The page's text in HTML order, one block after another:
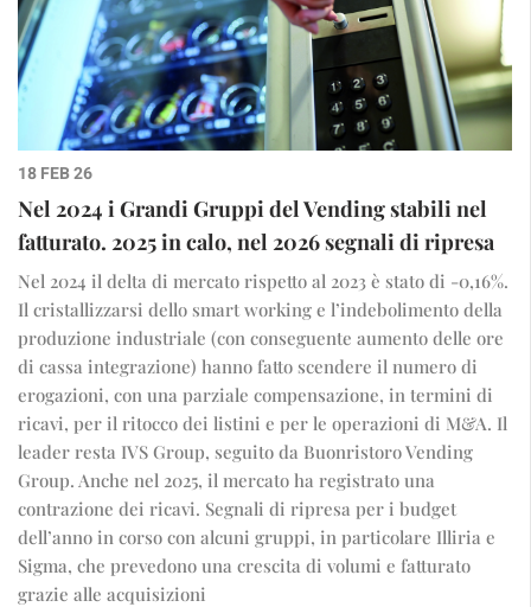
18 FEB 26
Nel 2024 i Grandi Gruppi del Vending stabili nel
fatturato. 2025 in calo, nel 2026 segnali di ripresa
Nel 2024 il delta di mercato rispetto al 2023 è stato di -0,16%.
Il cristallizzarsi dello smart working e l’indebolimento della
produzione industriale (con conseguente aumento delle ore
di cassa integrazione) hanno fatto scendere il numero di
erogazioni, con una parziale compensazione, in termini di
ricavi, per il ritocco dei listini e per le operazioni di M&A. Il
leader resta IVS Group, seguito da Buonristoro Vending
Group. Anche nel 2025, il mercato ha registrato una
contrazione dei ricavi. Segnali di ripresa per i budget
dell’anno in corso con alcuni gruppi, in particolare Illiria e
Sigma, che prevedono una crescita di volumi e fatturato
grazie alle acquisizioni